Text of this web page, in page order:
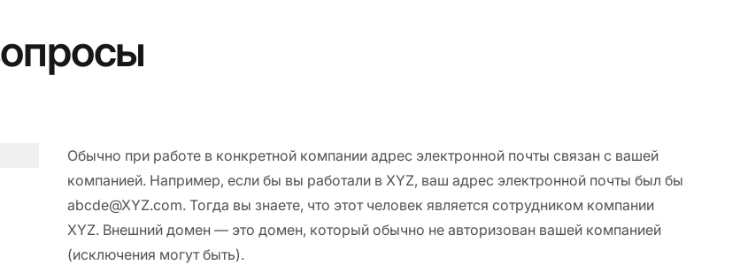
Обычно при работе в конкретной компании адрес электронной почты связан с вашей
компанией. Например, если бы вы работали в XYZ, ваш адрес электронной почты был бы
abcde@XYZ.com. Тогда вы знаете, что этот человек является сотрудником компании
XYZ. Внешний домен — это домен, который обычно не авторизован вашей компанией
(исключения могут быть).